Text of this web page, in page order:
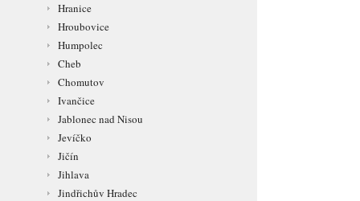
Hranice
Hroubovice
Humpolec
Cheb
Chomutov
Ivančice
Jablonec nad Nisou
Jevíčko
Jičín
Jihlava
Jindřichův Hradec